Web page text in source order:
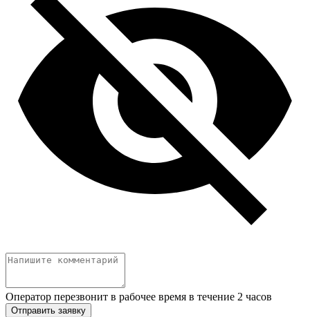
Оператор перезвонит в рабочее время в течение 2 часов
Отправить заявку